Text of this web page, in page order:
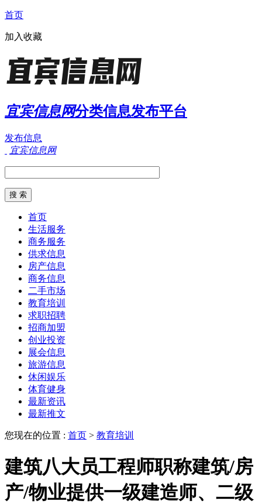
首页
加入收藏
宜宾信息网分类信息发布平台
发布信息
宜宾信息网
首页
生活服务
商务服务
供求信息
房产信息
商务信息
二手市场
教育培训
求职招聘
招商加盟
创业投资
展会信息
旅游信息
休闲娱乐
体育健身
最新资讯
最新推文
您现在的位置 : 首页 > 教育培训
建筑八大员工程师职称建筑/房
产/物业提供一级建造师、二级